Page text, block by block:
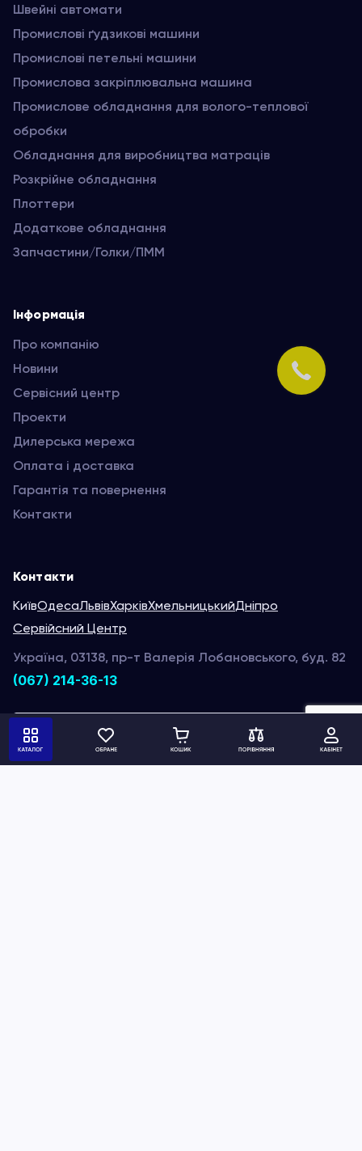
Швейні автомати
Промислові ґудзикові машини
Промислові петельні машини
Промислова закріплювальна машина
Промислове обладнання для волого-теплової
обробки
Обладнання для виробництва матраців
Розкрійне обладнання
Плоттери
Додаткове обладнання
Запчастини/Голки/ПММ
Інформація
Про компанію
Новини
Сервісний центр
Проекти
Дилерська мережа
Оплата і доставка
Гарантія та повернення
Контакти
Контакти
КиївОдесаЛьвівХарківХмельницькийДніпро
Сервійсний Центр
Україна, 03138, пр-т Валерія Лобановського, буд. 82
(067) 214-36-13
Написати нам